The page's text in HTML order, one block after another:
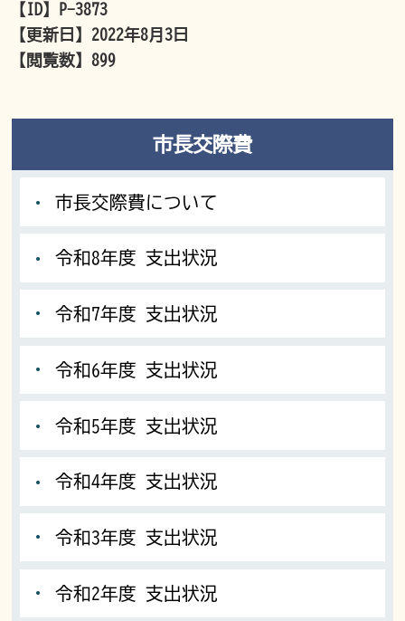
【ID】
P-3873
【更新日】 2022年8月3日
【閲覧数】 899
市長交際費
市長交際費について
令和8年度 支出状況
令和7年度 支出状況
令和6年度 支出状況
令和5年度 支出状況
令和4年度 支出状況
令和3年度 支出状況
令和2年度 支出状況